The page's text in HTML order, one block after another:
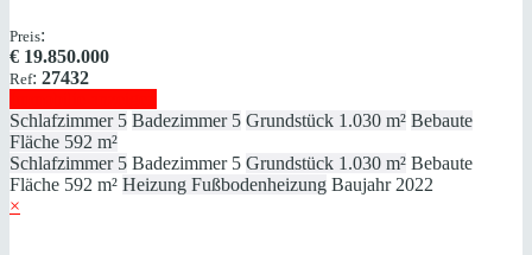
Preis:
€ 19.850.000
Ref: 27432
Schlafzimmer 5 Badezimmer 5 Grundstück 1.030 m² Bebaute
Fläche 592 m²
Schlafzimmer 5 Badezimmer 5 Grundstück 1.030 m² Bebaute
Fläche 592 m² Heizung Fußbodenheizung Baujahr 2022
×